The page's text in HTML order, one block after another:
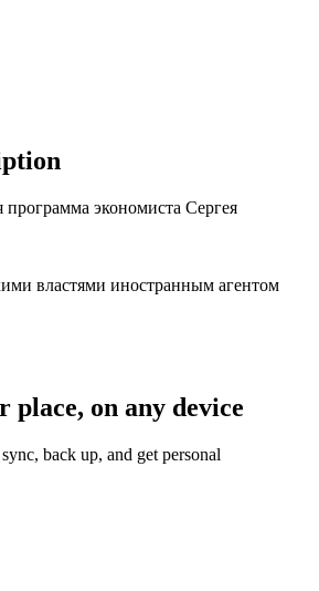
экономиста Сергея
властями иностранным агентом
place, on any device
back up, and get personal